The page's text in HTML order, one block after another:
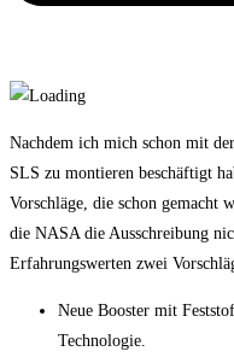
Nachdem ich mich schon mit
SLS zu montieren beschäftigt
Vorschläge, die schon gemacht
die NASA die Ausschreibung
Erfahrungswerten zwei
Neue Booster mit
Technologie.